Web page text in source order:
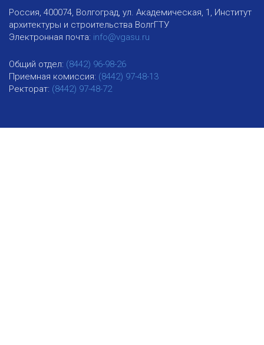
Россия, 400074, Волгоград, ул. Академическая, 1, Институт
архитектуры и строительства ВолгГТУ
Электронная почта: info@vgasu.ru
Общий отдел: (8442) 96-98-26
Приемная комиссия: (8442) 97-48-13
Ректорат: (8442) 97-48-72